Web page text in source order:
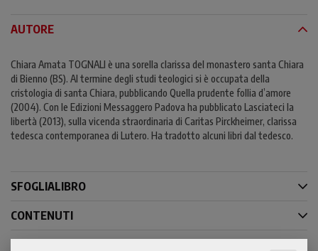
AUTORE
Chiara Amata TOGNALI è una sorella clarissa del monastero santa Chiara
di Bienno (BS). Al termine degli studi teologici si è occupata della
cristologia di santa Chiara, pubblicando Quella prudente follia d’amore
(2004). Con le Edizioni Messaggero Padova ha pubblicato Lasciateci la
libertà (2013), sulla vicenda straordinaria di Caritas Pirckheimer, clarissa
tedesca contemporanea di Lutero. Ha tradotto alcuni libri dal tedesco.
SFOGLIALIBRO
CONTENUTI